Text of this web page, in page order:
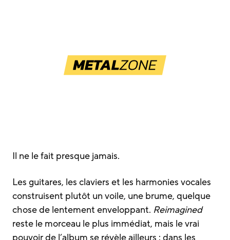
Il ne le fait presque jamais.
Les guitares, les claviers et les harmonies vocales
construisent plutôt un voile, une brume, quelque
chose de lentement enveloppant. Reimagined
reste le morceau le plus immédiat, mais le vrai
pouvoir de l’album se révèle ailleurs : dans les